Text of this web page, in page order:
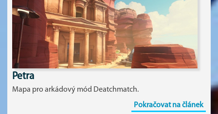
Petra
Mapa pro arkádový mód Deatchmatch.
Pokračovat na článek